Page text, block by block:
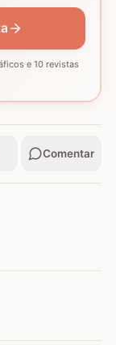
e 10 revistas
Comentar